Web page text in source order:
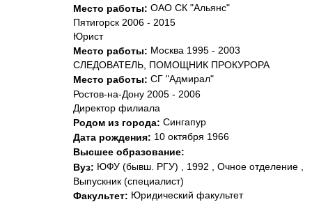
Место работы: ОАО СК "Альянс"
Пятигорск 2006 - 2015
Юрист
Место работы: Москва 1995 - 2003
СЛЕДОВАТЕЛЬ, ПОМОЩНИК ПРОКУРОРА
Место работы: СГ "Адмирал"
Ростов-на-Дону 2005 - 2006
Директор филиала
Родом из города: Сингапур
Дата рождения: 10 октября 1966
Высшее образование:
Вуз: ЮФУ (бывш. РГУ) , 1992 , Очное отделение ,
Выпускник (специалист)
Факультет: Юридический факультет